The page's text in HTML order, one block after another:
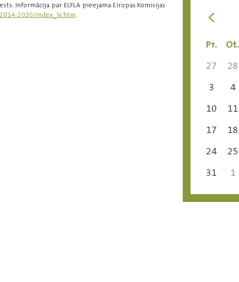
Informācija par ELFLA pieejama Eiropas Komisijas
2020/index_lv.htm. <
Pr. Ot.
27
28
3
4
10
11
17
18
24
25
31
1